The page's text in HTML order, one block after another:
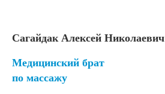
Сагайдак Алексей Николаевич
Медицинский брат
по массажу